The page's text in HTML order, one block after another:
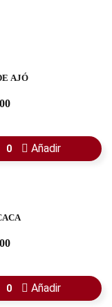
AJÓ
0 Añadir
0 Añadir